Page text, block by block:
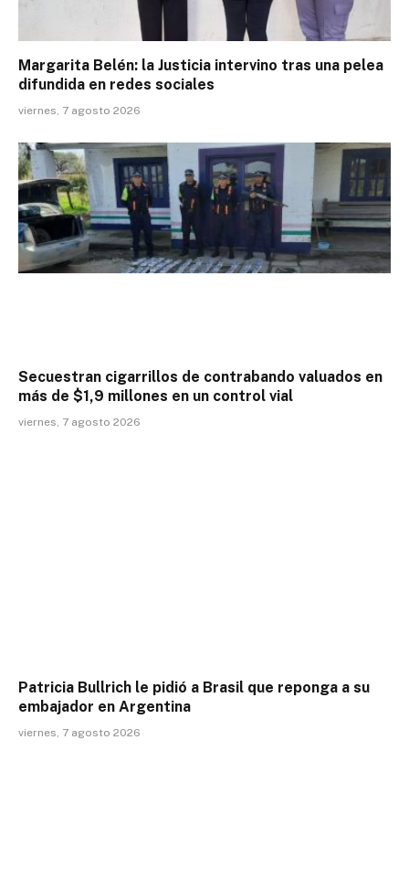
Margarita Belén: la Justicia intervino tras una pelea
difundida en redes sociales
viernes, 7 agosto 2026
Secuestran cigarrillos de contrabando valuados en
más de $1,9 millones en un control vial
viernes, 7 agosto 2026
Patricia Bullrich le pidió a Brasil que reponga a su
embajador en Argentina
viernes, 7 agosto 2026